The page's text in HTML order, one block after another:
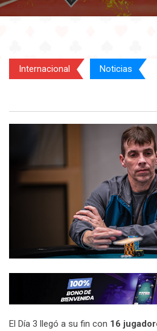
Internacional Noticias
El Día 3 llegó a su fin con 16